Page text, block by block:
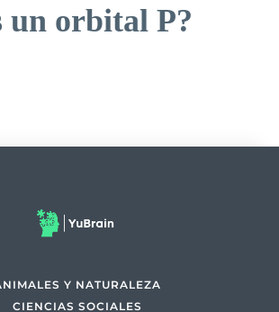
un orbital P?
Y NATURALEZA
CIENCIAS SOCIALES